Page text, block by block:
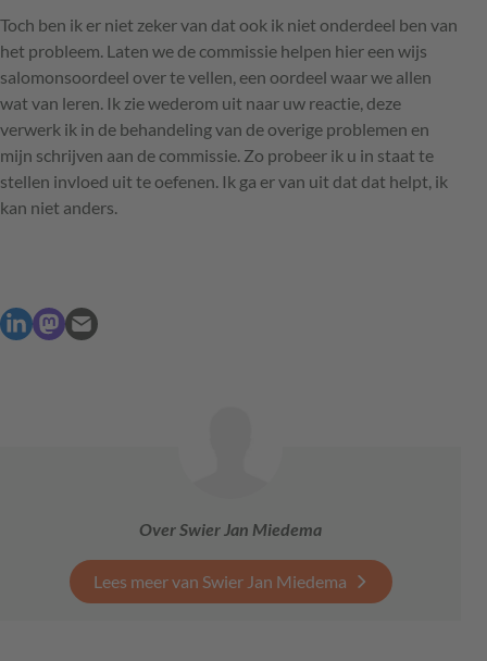
Toch ben ik er niet zeker van dat ook ik niet onderdeel ben van
het probleem. Laten we de commissie helpen hier een wijs
salomonsoordeel over te vellen, een oordeel waar we allen
wat van leren. Ik zie wederom uit naar uw reactie, deze
verwerk ik in de behandeling van de overige problemen en
mijn schrijven aan de commissie. Zo probeer ik u in staat te
stellen invloed uit te oefenen. Ik ga er van uit dat dat helpt, ik
kan niet anders.
Over Swier Jan Miedema
Lees meer van Swier Jan Miedema